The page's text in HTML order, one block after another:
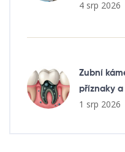
4 srp 2026
Zubní
příznaky
1 srp 2026